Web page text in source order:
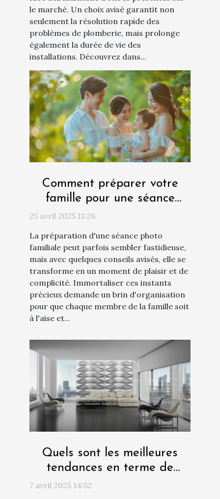
le marché. Un choix avisé garantit non
seulement la résolution rapide des
problèmes de plomberie, mais prolonge
également la durée de vie des
installations. Découvrez dans...
Comment préparer votre
famille pour une séance
photo réussie
25 avril 2025 11:28
La préparation d'une séance photo
familiale peut parfois sembler fastidieuse,
mais avec quelques conseils avisés, elle se
transforme en un moment de plaisir et de
complicité. Immortaliser ces instants
précieux demande un brin d'organisation
pour que chaque membre de la famille soit
à l'aise et...
Quels sont les meilleures
tendances en terme de
panneau décoratif pour les
7 avril 2025 14:52